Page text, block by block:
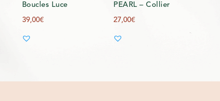
Boucles Luce
39,00€
PEARL – Collier
27,00€